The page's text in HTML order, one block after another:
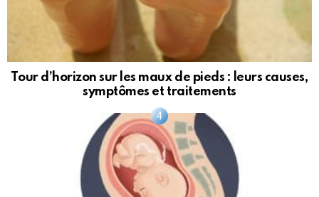
Tour d’horizon sur les maux de pieds : leurs causes,
symptômes et traitements